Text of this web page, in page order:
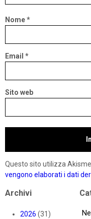
Nome*
Email *
Sito web
Questo sito utilizza
vengono elaborati i dati
Archivi
2026 (31)